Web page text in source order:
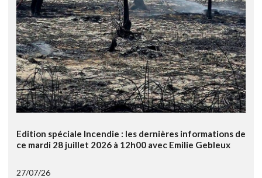
Edition spéciale Incendie : les dernières informations de
ce mardi 28 juillet 2026 à 12h00 avec Emilie Gebleux
27/07/26